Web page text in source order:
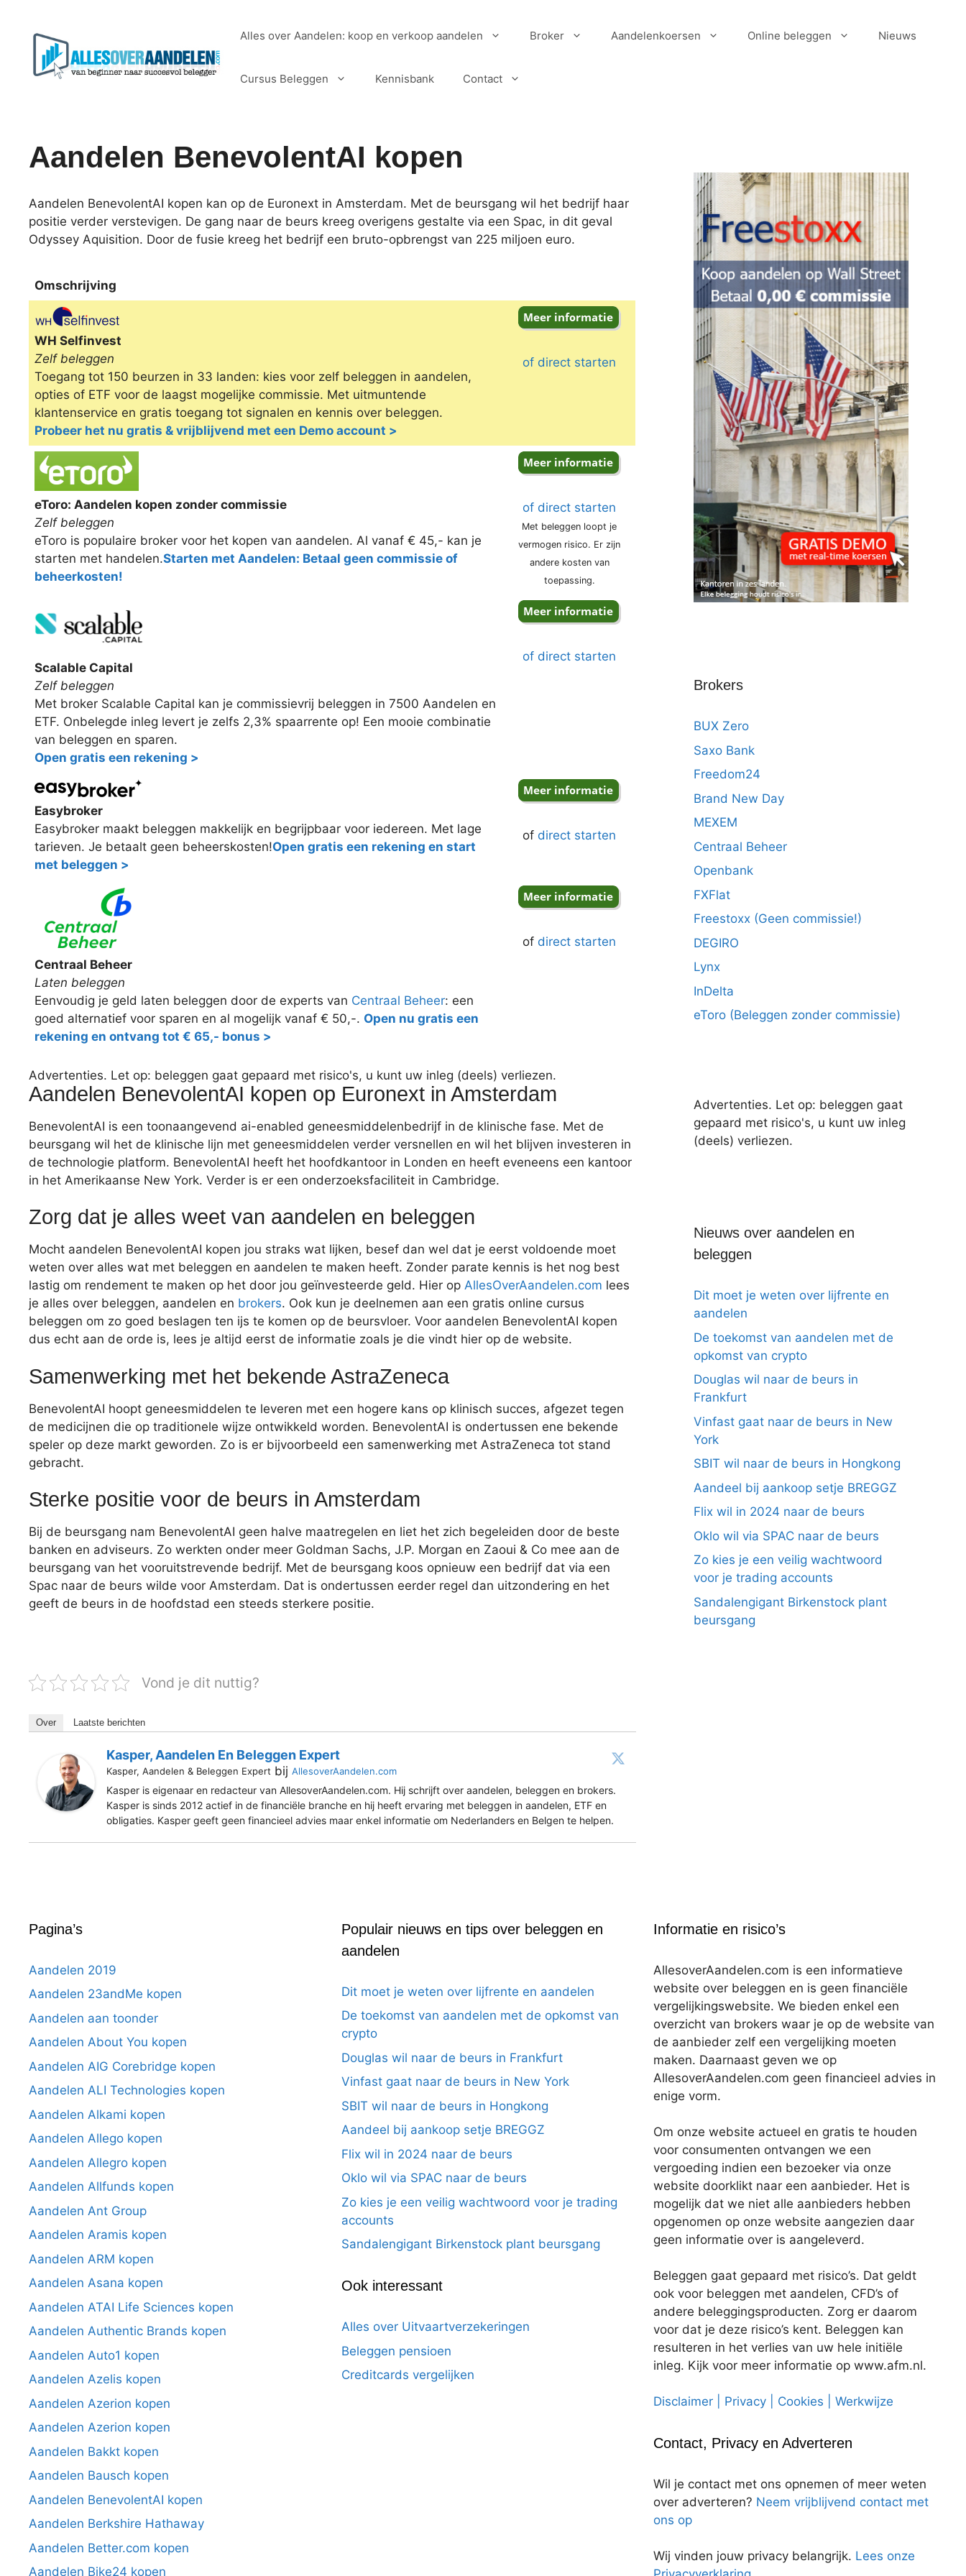
Alles over Aandelen: koop en verkoop aandelen Broker Aandelenkoersen Online beleggen Nieuws
Cursus Beleggen Kennisbank Contact
Aandelen BenevolentAI kopen
Aandelen BenevolentAI kopen kan op de Euronext in Amsterdam. Met de beursgang wil het bedrijf haar
positie verder verstevigen. De gang naar de beurs kreeg overigens gestalte via een Spac, in dit geval
Odyssey Aquisition. Door de fusie kreeg het bedrijf een bruto-opbrengst van 225 miljoen euro.
Omschrijving
Omschrijving
WH Selfinvest
Zelf beleggen
Toegang tot 150 beurzen in 33 landen: kies voor zelf beleggen in aandelen,
opties of ETF voor de laagst mogelijke commissie. Met uitmuntende
klantenservice en gratis toegang tot signalen en kennis over beleggen.
Probeer het nu gratis & vrijblijvend met een Demo account >
of direct starten
eToro: Aandelen kopen zonder commissie
Zelf beleggen
eToro is populaire broker voor het kopen van aandelen. Al vanaf € 45,- kan je
starten met handelen.Starten met Aandelen: Betaal geen commissie of
beheerkosten!
of direct starten
Met beleggen loopt je
vermogen risico. Er zijn
andere kosten van
toepassing.
Scalable Capital
Zelf beleggen
Met broker Scalable Capital kan je commissievrij beleggen in 7500 Aandelen en
ETF. Onbelegde inleg levert je zelfs 2,3% spaarrente op! Een mooie combinatie
van beleggen en sparen.
Open gratis een rekening >
of direct starten
Easybroker
Easybroker maakt beleggen makkelijk en begrijpbaar voor iedereen. Met lage
tarieven. Je betaalt geen beheerskosten!Open gratis een rekening en start
met beleggen >
of direct starten
Centraal Beheer
Laten beleggen
Eenvoudig je geld laten beleggen door de experts van Centraal Beheer: een
goed alternatief voor sparen en al mogelijk vanaf € 50,-. Open nu gratis een
rekening en ontvang tot € 65,- bonus >
of direct starten
Advertenties. Let op: beleggen gaat gepaard met risico's, u kunt uw inleg (deels) verliezen.
Aandelen BenevolentAI kopen op Euronext in Amsterdam
BenevolentAI is een toonaangevend ai-enabled geneesmiddelenbedrijf in de klinische fase. Met de
beursgang wil het de klinische lijn met geneesmiddelen verder versnellen en wil het blijven investeren in
de technologie platform. BenevolentAI heeft het hoofdkantoor in Londen en heeft eveneens een kantoor
in het Amerikaanse New York. Verder is er een onderzoeksfaciliteit in Cambridge.
Zorg dat je alles weet van aandelen en beleggen
Mocht aandelen BenevolentAI kopen jou straks wat lijken, besef dan wel dat je eerst voldoende moet
weten over alles wat met beleggen en aandelen te maken heeft. Zonder parate kennis is het nog best
lastig om rendement te maken op het door jou geïnvesteerde geld. Hier op AllesOverAandelen.com lees
je alles over beleggen, aandelen en brokers. Ook kun je deelnemen aan een gratis online cursus
beleggen om zo goed beslagen ten ijs te komen op de beursvloer. Voor aandelen BenevolentAI kopen
dus echt aan de orde is, lees je altijd eerst de informatie zoals je die vindt hier op de website.
Samenwerking met het bekende AstraZeneca
BenevolentAI hoopt geneesmiddelen te leveren met een hogere kans op klinisch succes, afgezet tegen
de medicijnen die op traditionele wijze ontwikkeld worden. BenevolentAI is ondertussen ene bekende
speler op deze markt geworden. Zo is er bijvoorbeeld een samenwerking met AstraZeneca tot stand
gebracht.
Sterke positie voor de beurs in Amsterdam
Bij de beursgang nam BenevolentAI geen halve maatregelen en liet het zich begeleiden door de beste
banken en adviseurs. Zo werkten onder meer Goldman Sachs, J.P. Morgan en Zaoui & Co mee aan de
beursgang van het vooruitstrevende bedrijf. Met de beursgang koos opnieuw een bedrijf dat via een
Spac naar de beurs wilde voor Amsterdam. Dat is ondertussen eerder regel dan uitzondering en het
geeft de beurs in de hoofdstad een steeds sterkere positie.
Vond je dit nuttig?
Over Laatste berichten
Kasper, Aandelen En Beleggen Expert
Kasper, Aandelen & Beleggen Expert bij AllesoverAandelen.com
Kasper is eigenaar en redacteur van AllesoverAandelen.com. Hij schrijft over aandelen, beleggen en brokers.
Kasper is sinds 2012 actief in de financiële branche en hij heeft ervaring met beleggen in aandelen, ETF en
obligaties. Kasper geeft geen financieel advies maar enkel informatie om Nederlanders en Belgen te helpen.
Brokers
BUX Zero
Saxo Bank
Freedom24
Brand New Day
MEXEM
Centraal Beheer
Openbank
FXFlat
Freestoxx (Geen commissie!)
DEGIRO
Lynx
InDelta
eToro (Beleggen zonder commissie)
Advertenties. Let op: beleggen gaat
gepaard met risico's, u kunt uw inleg
(deels) verliezen.
Nieuws over aandelen en
beleggen
Dit moet je weten over lijfrente en
aandelen
De toekomst van aandelen met de
opkomst van crypto
Douglas wil naar de beurs in
Frankfurt
Vinfast gaat naar de beurs in New
York
SBIT wil naar de beurs in Hongkong
Aandeel bij aankoop setje BREGGZ
Flix wil in 2024 naar de beurs
Oklo wil via SPAC naar de beurs
Zo kies je een veilig wachtwoord
voor je trading accounts
Sandalengigant Birkenstock plant
beursgang
Pagina’s
Aandelen 2019
Aandelen 23andMe kopen
Aandelen aan toonder
Aandelen About You kopen
Aandelen AIG Corebridge kopen
Aandelen ALI Technologies kopen
Aandelen Alkami kopen
Aandelen Allego kopen
Aandelen Allegro kopen
Aandelen Allfunds kopen
Aandelen Ant Group
Aandelen Aramis kopen
Aandelen ARM kopen
Aandelen Asana kopen
Aandelen ATAI Life Sciences kopen
Aandelen Authentic Brands kopen
Aandelen Auto1 kopen
Aandelen Azelis kopen
Aandelen Azerion kopen
Aandelen Azerion kopen
Aandelen Bakkt kopen
Aandelen Bausch kopen
Aandelen BenevolentAI kopen
Aandelen Berkshire Hathaway
Aandelen Better.com kopen
Aandelen Bike24 kopen
Populair nieuws en tips over beleggen en
aandelen
Dit moet je weten over lijfrente en aandelen
De toekomst van aandelen met de opkomst van
crypto
Douglas wil naar de beurs in Frankfurt
Vinfast gaat naar de beurs in New York
SBIT wil naar de beurs in Hongkong
Aandeel bij aankoop setje BREGGZ
Flix wil in 2024 naar de beurs
Oklo wil via SPAC naar de beurs
Zo kies je een veilig wachtwoord voor je trading
accounts
Sandalengigant Birkenstock plant beursgang
Ook interessant
Alles over Uitvaartverzekeringen
Beleggen pensioen
Creditcards vergelijken
Informatie en risico’s
AllesoverAandelen.com is een informatieve
website over beleggen en is geen financiële
vergelijkingswebsite. We bieden enkel een
overzicht van brokers waar je op de website van
de aanbieder zelf een vergelijking moeten
maken. Daarnaast geven we op
AllesoverAandelen.com geen financieel advies in
enige vorm.
Om onze website actueel en gratis te houden
voor consumenten ontvangen we een
vergoeding indien een bezoeker via onze
website doorklikt naar een aanbieder. Het is
mogelijk dat we niet alle aanbieders hebben
opgenomen op onze website aangezien daar
geen informatie over is aangeleverd.
Beleggen gaat gepaard met risico’s. Dat geldt
ook voor beleggen met aandelen, CFD’s of
andere beleggingsproducten. Zorg er daarom
voor dat je deze risico’s kent. Beleggen kan
resulteren in het verlies van uw hele initiële
inleg. Kijk voor meer informatie op www.afm.nl.
Disclaimer | Privacy | Cookies | Werkwijze
Contact, Privacy en Adverteren
Wil je contact met ons opnemen of meer weten
over adverteren? Neem vrijblijvend contact met
ons op
Wij vinden jouw privacy belangrijk. Lees onze